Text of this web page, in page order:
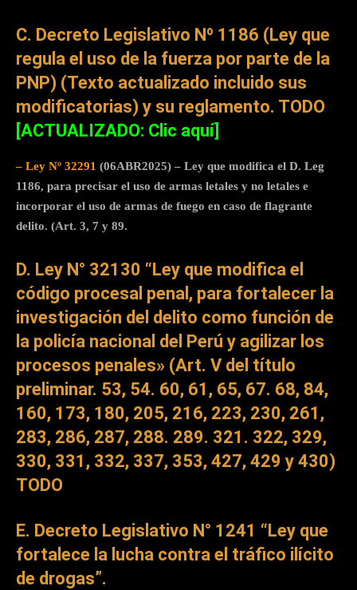
C. Decreto Legislativo Nº 1186 (Ley que
regula el uso de la fuerza por parte de la
PNP) (Texto actualizado incluido sus
modificatorias) y su reglamento. TODO
[ACTUALIZADO: Clic aquí]
– Ley Nº 32291 (06ABR2025) – Ley que modifica el D. Leg
1186, para precisar el uso de armas letales y no letales e
incorporar el uso de armas de fuego en caso de flagrante
delito. (Art. 3, 7 y 89.
D. Ley N° 32130 “Ley que modifica el
código procesal penal, para fortalecer la
investigación del delito como función de
la policía nacional del Perú y agilizar los
procesos penales» (Art. V del título
preliminar. 53, 54. 60, 61, 65, 67. 68, 84,
160, 173, 180, 205, 216, 223, 230, 261,
283, 286, 287, 288. 289. 321. 322, 329,
330, 331, 332, 337, 353, 427, 429 y 430)
TODO
E. Decreto Legislativo N° 1241 “Ley que
fortalece la lucha contra el tráfico ilícito
de drogas”.